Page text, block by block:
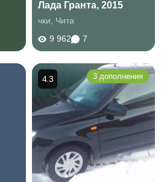
Лада Гранта, 2015
чки
Чита
9 962
7
4.3 3 дополнения